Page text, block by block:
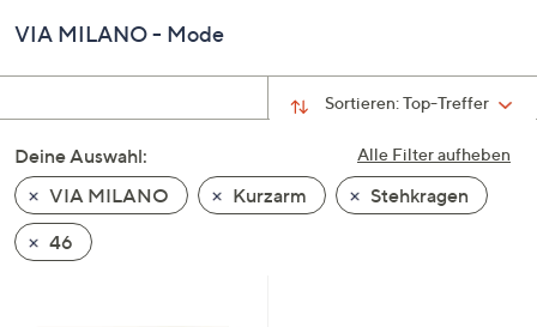
Pfeiltasten
nach
und
nach
unten
oder
wischen
VIA MILANO - Mode
Sortieren:Top-Treffer
Alle Filter aufheben
Deine Auswahl:
VIA MILANO
Kurzarm
Stehkragen
46